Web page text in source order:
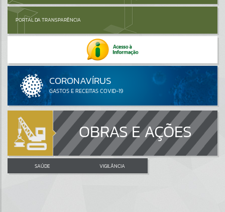
PORTAL DA TRANSPARÊNCIA
OBRAS E AÇÕES
SAÚDE VIGILÂNCIA